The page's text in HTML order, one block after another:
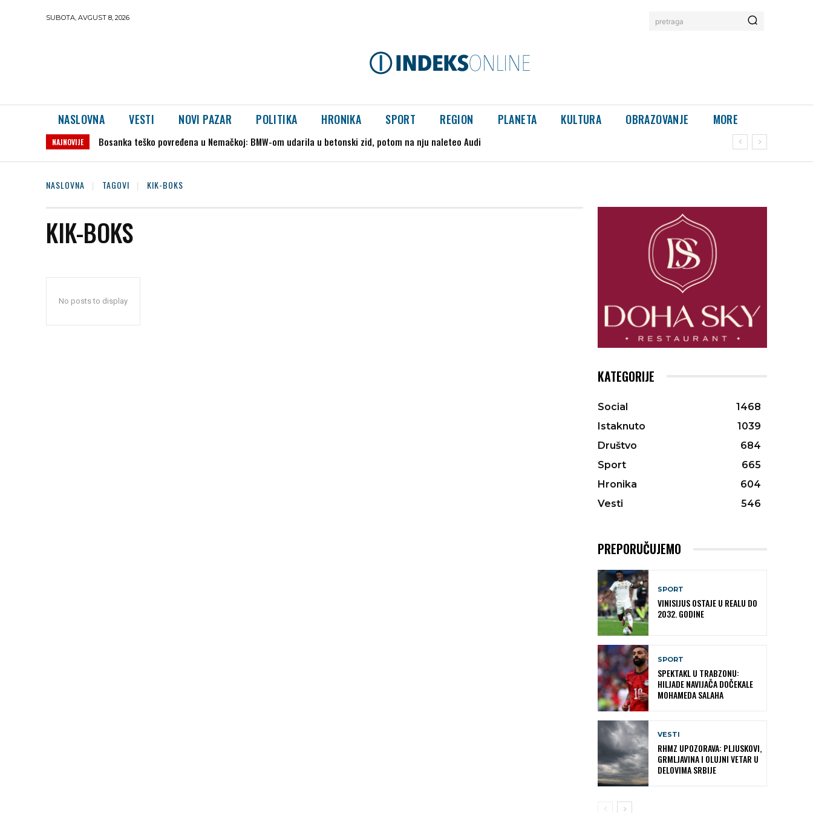
SUBOTA, AVGUST 8, 2026 pretraga
NASLOVNA VESTI NOVI PAZAR POLITIKA HRONIKA SPORT REGION PLANETA KULTURA OBRAZOVANJE MORE
NAJNOVIJE Bosanka teško povređena u Nemačkoj: BMW-om udarila u betonski zid, potom na nju naleteo Audi
NASLOVNA TAGOVI KIK-BOKS
KIK-BOKS
No posts to display
KATEGORIJE
Social
1468
Istaknuto
1039
Društvo
684
Sport
665
Hronika
604
Vesti
546
PREPORUČUJEMO
SPORT
VINISIJUS OSTAJE U REALU DO
2032. GODINE
SPORT
SPEKTAKL U TRABZONU:
HILJADE NAVIJAČA DOČEKALE
MOHAMEDA SALAHA
VESTI
RHMZ UPOZORAVA: PLJUSKOVI,
GRMLJAVINA I OLUJNI VETAR U
DELOVIMA SRBIJE